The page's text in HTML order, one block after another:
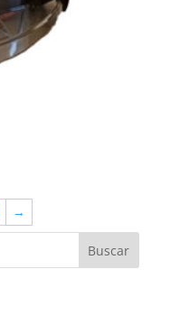
→
Buscar